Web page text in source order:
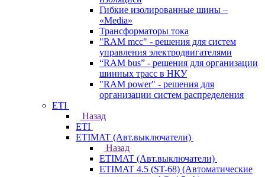
Гибкие изолированные шины –
«Media»
Трансформаторы тока
"RAM mcc" - решения для систем
управления электродвигателями
“RAM bus” - решения для организации
шинных трасс в НКУ
"RAM power" - решения для
организации систем распределения
ETI
Назад
ETI
ETIMAT (Авт.выключатели)
Назад
ETIMAT (Авт.выключатели)
ETIMAT 4.5 (ST-68) (Автоматические